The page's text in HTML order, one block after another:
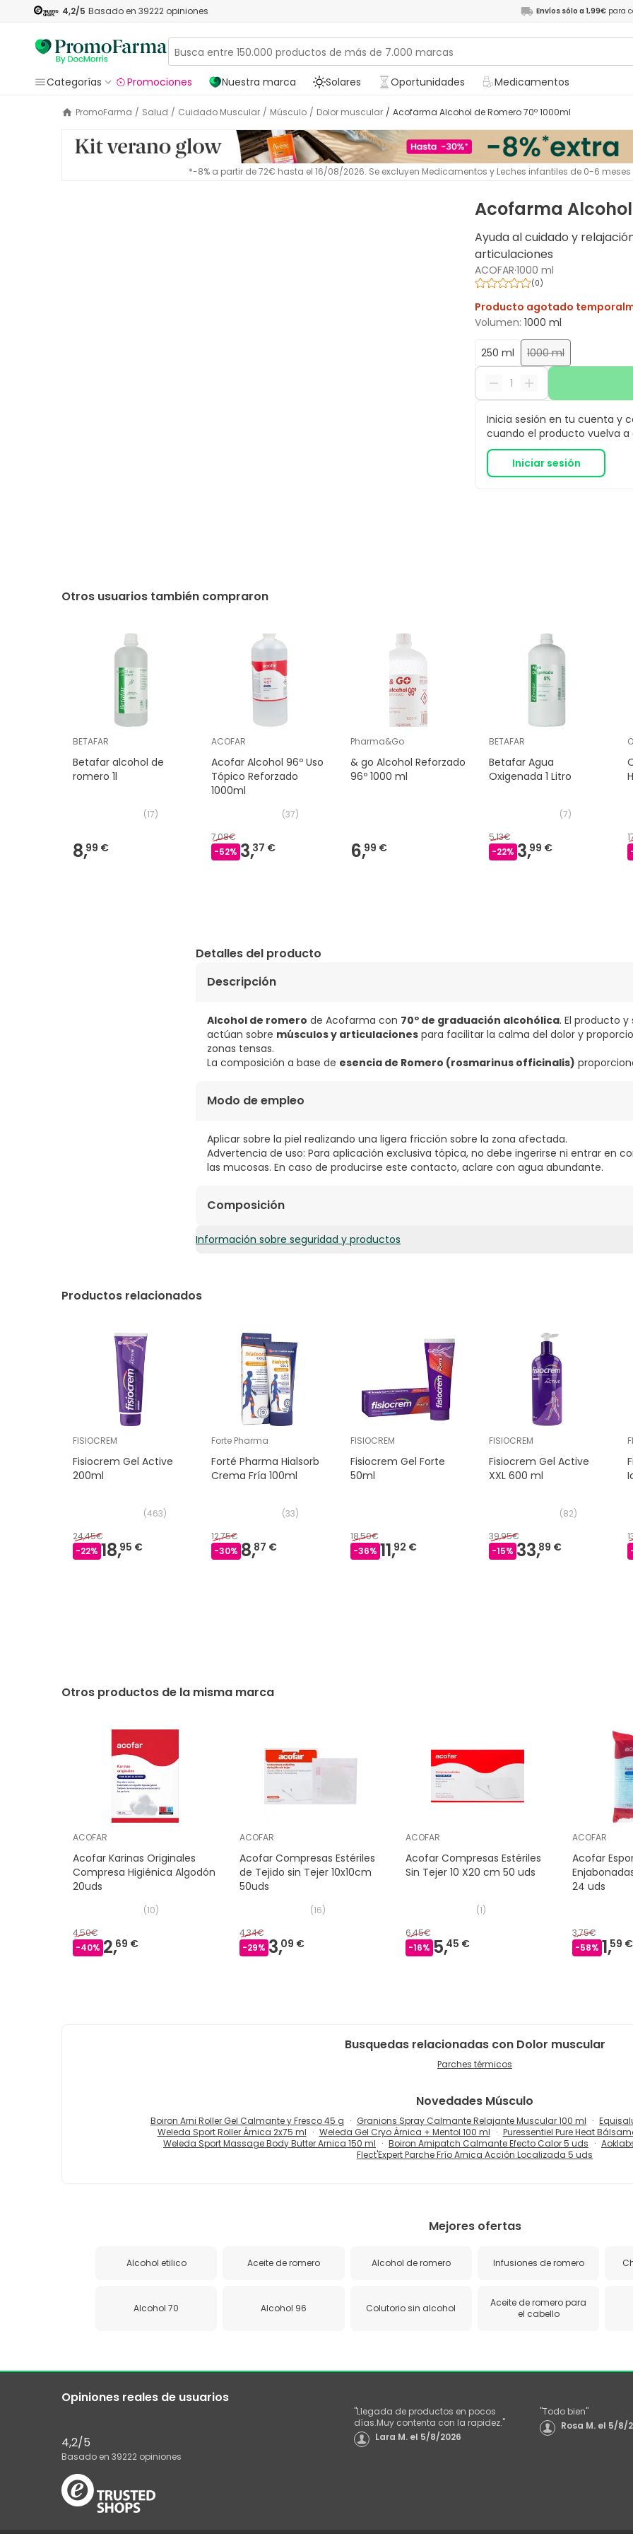
4,2/5 Basado en 39222 opiniones Envíos sólo a 1,99€ para
Categorías
Promociones Nuestra marca Solares Oportunidades Medicamentos
PromoFarma / Salud / Cuidado Muscular / Músculo / Dolor muscular / Acofarma Alcohol de Romero 70º 1000ml
*-8% a partir de 72€ hasta el 16/08/2026. Se excluyen Medicamentos y Leches infantiles de 0-6
Acofarma Alcohol
Ayuda al cuidado y
articulaciones
ACOFAR·1000 ml
(0)
Producto agotado
Volumen: 1000 ml
250 ml 1000 ml
Inicia sesión en tu cuenta y
cuando el producto vuelva a
Iniciar sesión
Otros usuarios también compraron
BETAFAR
Betafar alcohol de
romero 1l
(17)
8,99 €
ACOFAR
Acofar Alcohol 96º Uso
Tópico Reforzado
1000ml
(37)
7,08€
-52% 3,37 €
Pharma&Go
& go Alcohol Reforzado
96º 1000 ml
6,99 €
BETAFAR
Betafar Agua
Oxigenada 1 Litro
(7)
5,13€
-22% 3,99 €
Detalles del producto
Descripción
Alcohol de romero de Acofarma con 70º de graduación alcohólica. El producto
actúan sobre músculos y articulaciones para facilitar la calma del dolor y
zonas tensas.
La composición a base de esencia de Romero (rosmarinus officinalis)
Modo de empleo
Aplicar sobre la piel realizando una ligera fricción sobre la zona afectada.
Advertencia de uso: Para aplicación exclusiva tópica, no debe ingerirse ni entrar en
las mucosas. En caso de producirse este contacto, aclare con agua abundante.
Composición
ALCOHOL DENAT, AQUA, PARFUM, ROSMARINUS OFFICINALIS LEAF OIL, LINALOOL, LIMONENE.
Información sobre seguridad y productos
Productos relacionados
FISIOCREM
Fisiocrem Gel Active
200ml
(463)
24,45€
-22% 18,95 €
Forte Pharma
Forté Pharma Hialsorb
Crema Fría 100ml
(33)
12,75€
-30% 8,87 €
FISIOCREM
Fisiocrem Gel Forte
50ml
18,50€
-36% 11,92 €
FISIOCREM
Fisiocrem Gel Active
XXL 600 ml
(82)
39,95€
-15% 33,89 €
Otros productos de la misma marca
ACOFAR
Acofar Karinas Originales
Compresa Higiénica Algodón
20uds
(10)
4,50€
-40% 2,69 €
ACOFAR
Acofar Compresas Estériles
de Tejido sin Tejer 10x10cm
50uds
(16)
4,34€
-29% 3,09 €
ACOFAR
Acofar Compresas Estériles
Sin Tejer 10 X20 cm 50 uds
(1)
6,45€
-16% 5,45 €
ACOFAR
Acofar
24 uds
3,75€
-58% 1,59 €
Busquedas relacionadas con Dolor muscular
Parches térmicos
Novedades Músculo
Boiron Arni Roller Gel Calmante y Fresco 45 g Granions Spray Calmante Relajante Muscular 100 ml
Weleda Sport Roller Árnica 2x75 ml
Weleda Gel Cryo Árnica + Mentol 100 ml
Puressentiel Pure Heat
Weleda Sport Massage Body Butter Arnica 150 ml
Boiron Arnipatch Calmante Efecto Calor 5 uds
Flect'Expert Parche Frío Arnica Acción Localizada 5 uds
Mejores ofertas
Alcohol etilico Aceite de romero Alcohol de romero Infusiones de romero
Alcohol 70 Alcohol 96 Colutorio sin alcohol
Aceite de romero para
el cabello
Opiniones reales de usuarios
4,2/5
Basado en 39222 opiniones
"Llegada de productos en pocos
días.Muy contenta con la rapidez."
Lara M. el 5/8/2026
"Todo bien"
Rosa M. el 5/8/